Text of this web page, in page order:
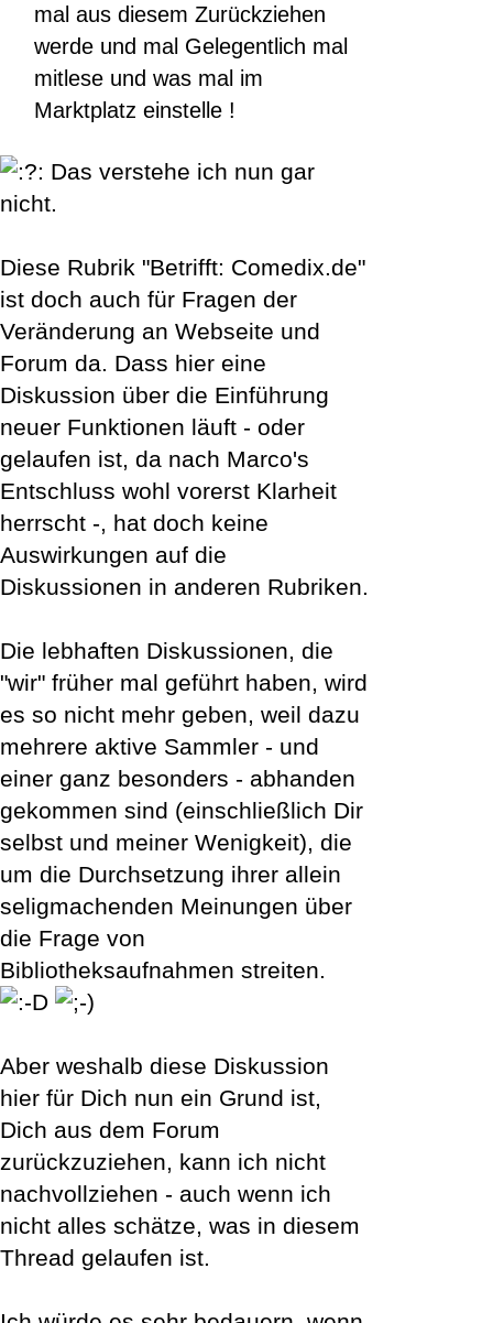
mal aus diesem Zurückziehen
werde und mal Gelegentlich mal
mitlese und was mal im
Marktplatz einstelle !
Das verstehe ich nun gar
nicht.
Diese Rubrik "Betrifft: Comedix.de"
ist doch auch für Fragen der
Veränderung an Webseite und
Forum da. Dass hier eine
Diskussion über die Einführung
neuer Funktionen läuft - oder
gelaufen ist, da nach Marco's
Entschluss wohl vorerst Klarheit
herrscht -, hat doch keine
Auswirkungen auf die
Diskussionen in anderen Rubriken.
Die lebhaften Diskussionen, die
"wir" früher mal geführt haben, wird
es so nicht mehr geben, weil dazu
mehrere aktive Sammler - und
einer ganz besonders - abhanden
gekommen sind (einschließlich Dir
selbst und meiner Wenigkeit), die
um die Durchsetzung ihrer allein
seligmachenden Meinungen über
die Frage von
Bibliotheksaufnahmen streiten.
Aber weshalb diese Diskussion
hier für Dich nun ein Grund ist,
Dich aus dem Forum
zurückzuziehen, kann ich nicht
nachvollziehen - auch wenn ich
nicht alles schätze, was in diesem
Thread gelaufen ist.